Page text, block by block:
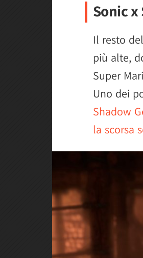
Sonic
Il resto
più alte,
Super
Uno dei
Shadow
la scorsa